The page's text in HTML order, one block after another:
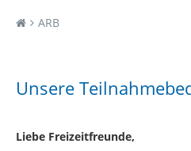
ARB
Unsere
Liebe Freizeitfreunde,